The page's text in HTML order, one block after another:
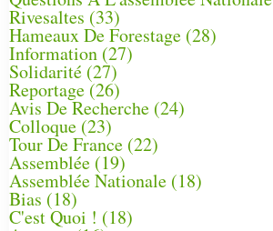
Rivesaltes (33)
Hameaux De Forestage (28)
Information (27)
Solidarité (27)
Reportage(26)
Avis De Recherche (24)
Colloque (23)
Tour De France (22)
Assemblée (19)
Assemblée Nationale (18)
Bias (18)
C'est Quoi ! (18)